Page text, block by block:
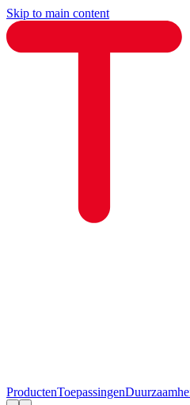
Skip to main content
ProductenToepassingen